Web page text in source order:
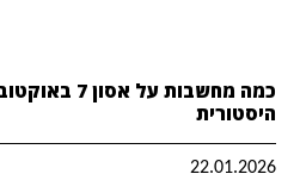
כמה מחשבות
היסטורית
22.01.2026